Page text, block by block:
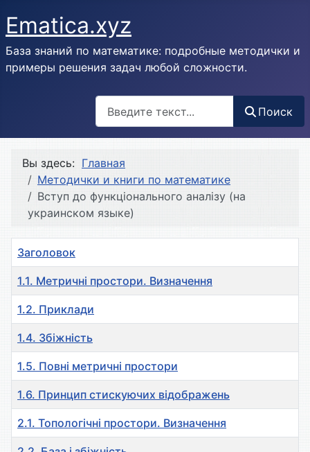
Ematica.xyz
База знаний по математике: подробные методички и
примеры решения задач любой сложности.
Поиск
Вы здесь: Главная
Методички и книги по математике
Вступ до функціонального аналізу (на
украинском языке)
Заголовок
1.1. Метричнi простори. Визначення
1.2. Приклади
1.4. Збіжність
1.5. Повні метричні простори
1.6. Принцип стискуючих відображень
2.1. Топологiчнi простори. Визначення